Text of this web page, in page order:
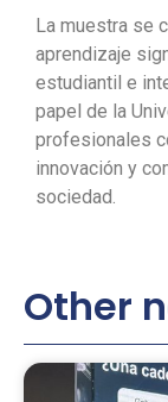
La muestra se
aprendizaje
estudiantil e
papel de la
profesionales
innovación y
sociedad.
Other